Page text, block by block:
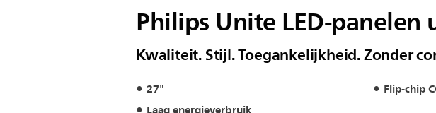
Philips Unite LED-panelen
Kwaliteit. Stijl. Toegankelijkheid. Zonder
27"
Flip-chip